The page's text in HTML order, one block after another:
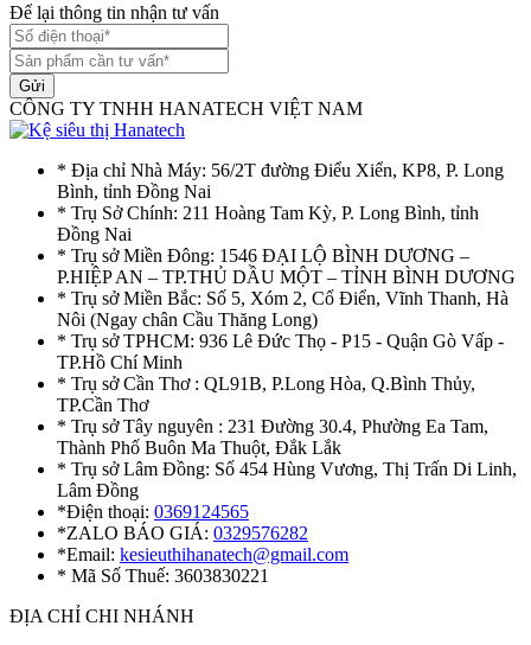
Để lại thông tin nhận tư vấn
Gửi
CÔNG TY TNHH HANATECH VIỆT NAM
* Địa chỉ Nhà Máy: 56/2T đường Điểu Xiển, KP8, P. Long
Bình, tỉnh Đồng Nai
* Trụ Sở Chính: 211 Hoàng Tam Kỳ, P. Long Bình, tỉnh
Đồng Nai
* Trụ sở Miền Đông: 1546 ĐẠI LỘ BÌNH DƯƠNG –
P.HIỆP AN – TP.THỦ DẦU MỘT – TỈNH BÌNH DƯƠNG
* Trụ sở Miền Bắc: Số 5, Xóm 2, Cổ Điển, Vĩnh Thanh, Hà
Nôi (Ngay chân Cầu Thăng Long)
* Trụ sở TPHCM: 936 Lê Đức Thọ - P15 - Quận Gò Vấp -
TP.Hồ Chí Minh
* Trụ sở Cần Thơ : QL91B, P.Long Hòa, Q.Bình Thủy,
TP.Cần Thơ
* Trụ sở Tây nguyên : 231 Đường 30.4, Phường Ea Tam,
Thành Phố Buôn Ma Thuột, Đắk Lắk
* Trụ sở Lâm Đồng: Số 454 Hùng Vương, Thị Trấn Di Linh,
Lâm Đồng
*Điện thoại: 0369124565
*ZALO BÁO GIÁ: 0329576282
*Email: kesieuthihanatech@gmail.com
* Mã Số Thuế: 3603830221
ĐỊA CHỈ CHI NHÁNH